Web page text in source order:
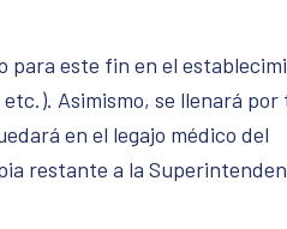
para este fin en el
Asimismo, se llenará
en el legajo médico del
restante a la